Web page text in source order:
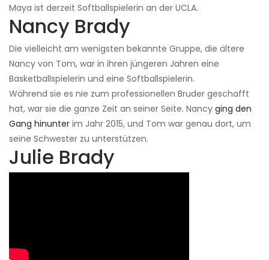
Maya ist derzeit Softballspielerin an der UCLA.
Nancy Brady
Die vielleicht am wenigsten bekannte Gruppe, die ältere
Nancy von Tom, war in ihren jüngeren Jahren eine
Basketballspielerin und eine Softballspielerin.
Während sie es nie zum professionellen Bruder geschafft
hat, war sie die ganze Zeit an seiner Seite. Nancy ging den
Gang hinunter im Jahr 2015, und Tom war genau dort, um
seine Schwester zu unterstützen.
Julie Brady